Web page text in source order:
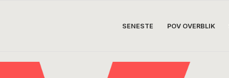
SENESTE POV OVERBLIK